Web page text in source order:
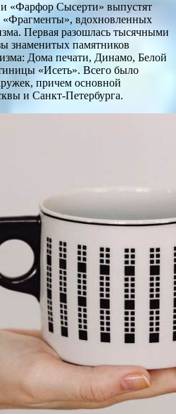
«Фарфор Сысерти» выпустят
вдохновленных
Первая разошлась тысячными
знаменитых памятников
Дома печати, Динамо, Белой
«Исеть». Всего было
причем основной
и Санкт-Петербурга.